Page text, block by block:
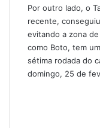
Por outro lado, o
recente,
evitando a zona
como Boto, tem
sétima rodada do
domingo, 25 de